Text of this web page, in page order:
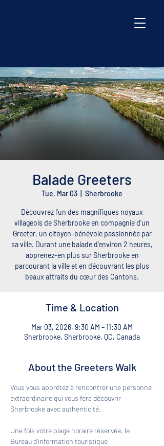
Balade Greeters
Tue, Mar 03 Sherbrooke
Découvrez l’un des magnifiques noyaux
villageois de Sherbrooke en compagnie d’un
Greeter, un citoyen-bénévole passionnée par
sa ville. Durant une balade d’environ 2 heures,
apprenez-en plus sur Sherbrooke en
parcourant la ville et en découvrant les plus
beaux attraits du cœur des Cantons.
Time & Location
Mar 03, 2026, 9:30 AM – 11:30 AM
Sherbrooke, Sherbrooke, QC, Canada
About the Greeters Walk
Vous vous apprêtez à rencontrer une personne
extraordinaire qui vous fera découvrir
Sherbrooke avec authenticité.
Une fois votre plage horaire réservée, le
Bureau d'information touristique